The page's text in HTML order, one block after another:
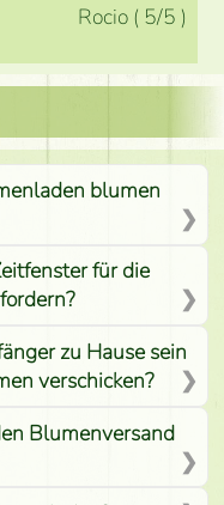
Rocio ( 5/5 )
blumen
für die
zu Hause sein
verschicken?
Blumenversand